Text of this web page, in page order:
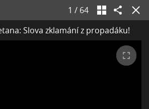
1 / 64
Slova zklamání z propadáku!